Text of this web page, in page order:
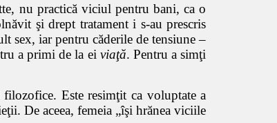
nu practică viciul pentru bani, ca o
şi drept tratament i s-au prescris
sex, iar pentru căderile de tensiune –
a primi de la ei viaţă. Pentru a simţi
Este resimţit ca voluptate a
De aceea, femeia „îşi hrănea viciile